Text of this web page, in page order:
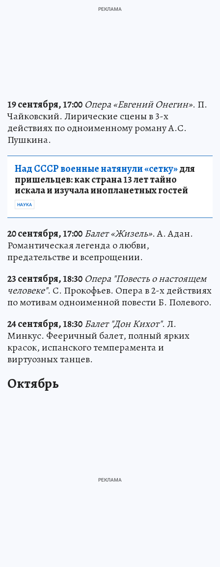
19 сентября, 17:00 Опера «Евгений Онегин». П.
Чайковский. Лирические сцены в 3-х
действиях по одноименному роману А.С.
Пушкина.
Над СССР военные натянули «сетку»для
пришельцев: как страна 13 лет тайно
искала и изучала инопланетных гостей
НАУКА
20 сентября, 17:00Балет «Жизель». А. Адан.
Романтическая легенда о любви,
предательстве и всепрощении.
23 сентября, 18:30 Опера "Повесть о настоящем
человеке". С. Прокофьев. Опера в 2-х действиях
по мотивам одноименной повести Б. Полевого.
24 сентября, 18:30Балет "Дон Кихот". Л.
Минкус. Фееричный балет, полный ярких
красок, испанского темперамента и
виртуозных танцев.
Октябрь